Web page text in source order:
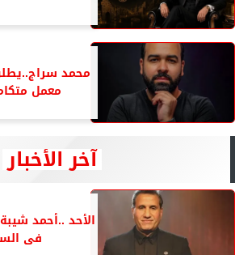
معمل
آخر الأخبار
الأحد ..أحمد
فى